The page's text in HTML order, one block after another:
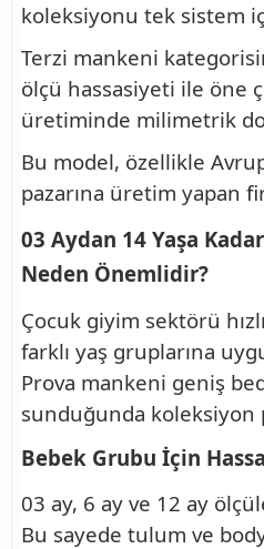
koleksiyonu tek sistem
Terzi mankeni
ölçü hassasiyeti ile öne
üretiminde milimetrik
Bu model, özellikle
pazarına üretim yapan
03 Aydan 14 Yaşa
Neden Önemlidir?
Çocuk giyim sektörü
farklı yaş gruplarına
Prova mankeni geniş
sunduğunda koleksiyon
Bebek Grubu İçin
03 ay, 6 ay ve 12 ay
Bu sayede tulum ve